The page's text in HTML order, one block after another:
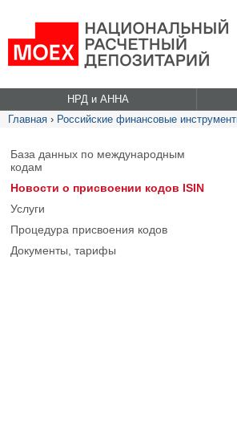
НРД и АННА
Главная › Российские финансовые
База данных по международным
кодам
Новости о присвоении кодов ISIN
Услуги
Процедура присвоения кодов
Документы, тарифы